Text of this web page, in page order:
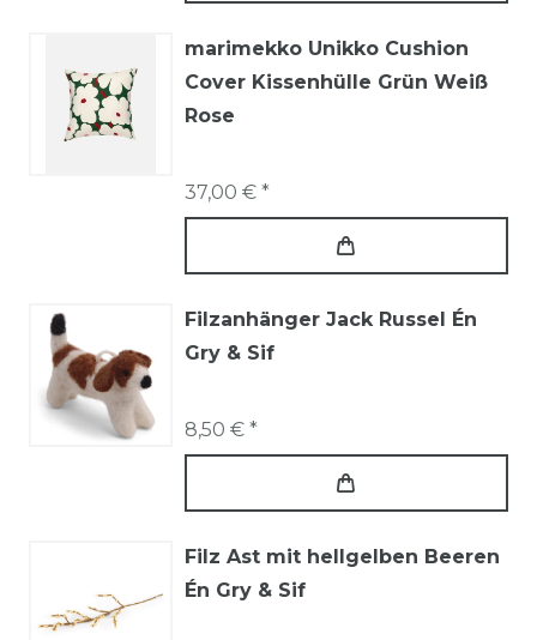
marimekko Unikko Cushion
Cover Kissenhülle Grün Weiß
Rose
37,00 € *
Filzanhänger Jack Russel Én
Gry & Sif
8,50 € *
Filz Ast mit hellgelben Beeren
Én Gry & Sif